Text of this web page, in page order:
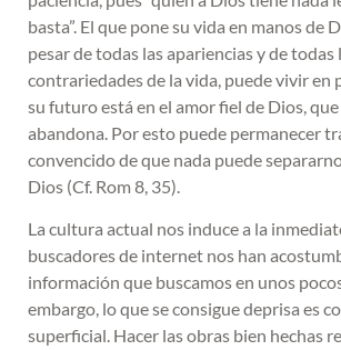
basta”. El que pone su vida en manos de
pesar de todas las apariencias y de todas
contrariedades de la vida, puede vivir en
su futuro está en el amor fiel de Dios,
abandona. Por esto puede permanecer
convencido de que nada puede
Dios (Cf. Rom 8, 35).
La cultura actual nos induce a la
buscadores de internet nos han
información que buscamos en unos
embargo, lo que se consigue deprisa es
superficial. Hacer las obras bien hechas